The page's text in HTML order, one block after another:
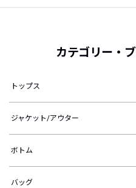
カテゴリー・
トップス
ジャケット/アウター
ボトム
バッグ